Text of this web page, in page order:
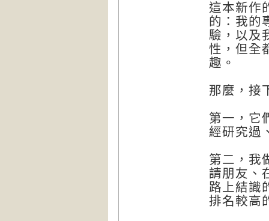
這本新作
的：我的
驗，以及
性，但全
趣。
那麼，接
第一，它
經研究過
第二，我
請朋友、
路上結識
排名較高